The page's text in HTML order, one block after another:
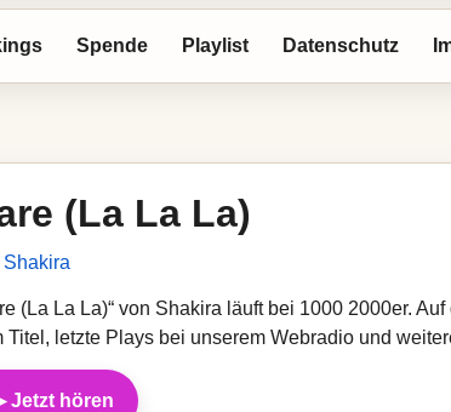
Spende Playlist Datenschutz
(La La La)
Shakira
(La La La)“ von Shakira läuft bei 1000 2000er.
Titel, letzte Plays bei unserem Webradio und
Jetzt hören